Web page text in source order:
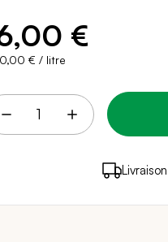
€
€ / litre
16 points de fidélité (